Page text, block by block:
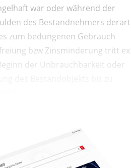
war oder während der
des Bestandnehmers derart
zum bedungenen Gebrauch
bzw Zinsminderung tritt ex
der Unbrauchbarkeit oder